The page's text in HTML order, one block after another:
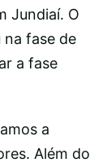
Jundiaí. O
na fase de
a fase
a
Além do